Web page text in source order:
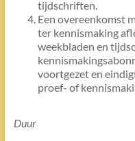
tijdschriften.
Een overeenkomst
ter kennismaking
weekbladen en
voortgezet en
proef- of
Duur